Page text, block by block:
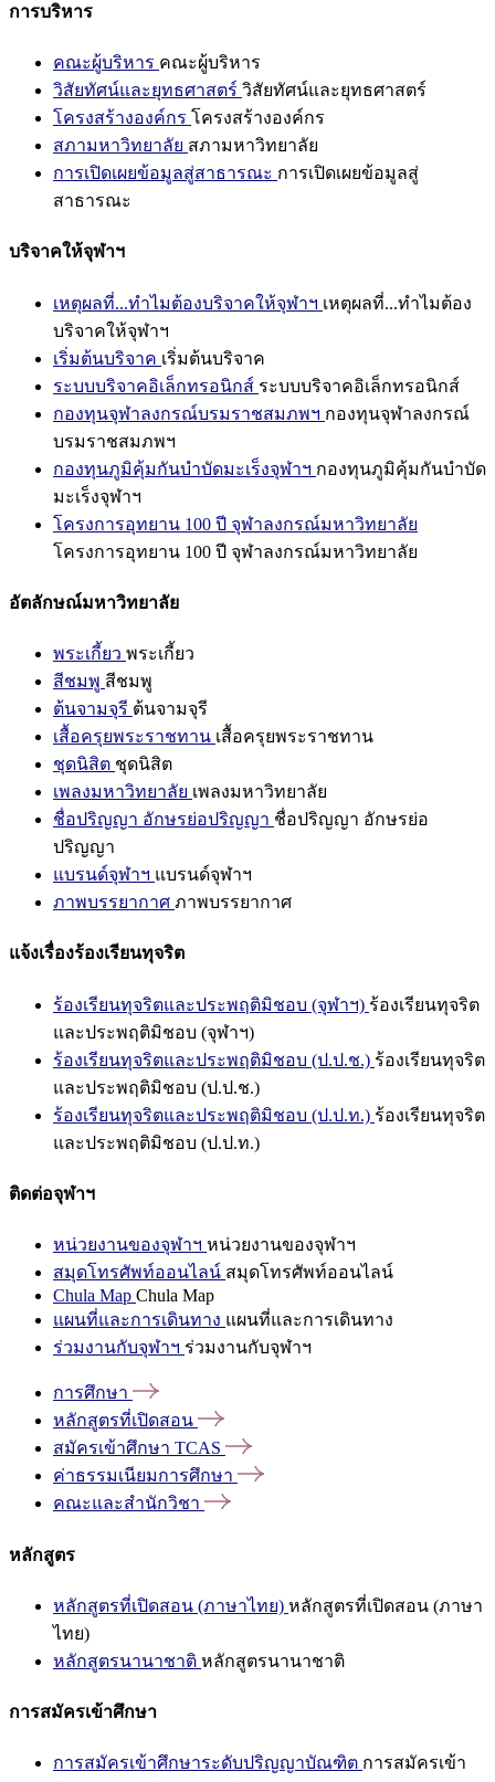
การบริหาร
คณะผู้บริหาร คณะผู้บริหาร
วิสัยทัศน์และยุทธศาสตร์ วิสัยทัศน์และยุทธศาสตร์
โครงสร้างองค์กร โครงสร้างองค์กร
สภามหาวิทยาลัย สภามหาวิทยาลัย
การเปิดเผยข้อมูลสู่สาธารณะ การเปิดเผยข้อมูลสู่
สาธารณะ
บริจาคให้จุฬาฯ
เหตุผลที่...ทำไมต้องบริจาคให้จุฬาฯ เหตุผลที่...ทำไมต้อง
บริจาคให้จุฬาฯ
เริ่มต้นบริจาค เริ่มต้นบริจาค
ระบบบริจาคอิเล็กทรอนิกส์ ระบบบริจาคอิเล็กทรอนิกส์
กองทุนจุฬาลงกรณ์บรมราชสมภพฯ กองทุนจุฬาลงกรณ์
บรมราชสมภพฯ
กองทุนภูมิคุ้มกันบำบัดมะเร็งจุฬาฯ กองทุนภูมิคุ้มกันบำบัด
มะเร็งจุฬาฯ
โครงการอุทยาน 100 ปี จุฬาลงกรณ์มหาวิทยาลัย
โครงการอุทยาน 100 ปี จุฬาลงกรณ์มหาวิทยาลัย
อัตลักษณ์มหาวิทยาลัย
พระเกี้ยว พระเกี้ยว
สีชมพู สีชมพู
ต้นจามจุรี ต้นจามจุรี
เสื้อครุยพระราชทาน เสื้อครุยพระราชทาน
ชุดนิสิต ชุดนิสิต
เพลงมหาวิทยาลัย เพลงมหาวิทยาลัย
ชื่อปริญญา อักษรย่อปริญญา ชื่อปริญญา อักษรย่อ
ปริญญา
แบรนด์จุฬาฯ แบรนด์จุฬาฯ
ภาพบรรยากาศ ภาพบรรยากาศ
แจ้งเรื่องร้องเรียนทุจริต
ร้องเรียนทุจริตและประพฤติมิชอบ (จุฬาฯ) ร้องเรียนทุจริต
และประพฤติมิชอบ (จุฬาฯ)
ร้องเรียนทุจริตและประพฤติมิชอบ (ป.ป.ช.) ร้องเรียนทุจริต
และประพฤติมิชอบ (ป.ป.ช.)
ร้องเรียนทุจริตและประพฤติมิชอบ (ป.ป.ท.) ร้องเรียนทุจริต
และประพฤติมิชอบ (ป.ป.ท.)
ติดต่อจุฬาฯ
หน่วยงานของจุฬาฯ หน่วยงานของจุฬาฯ
สมุดโทรศัพท์ออนไลน์ สมุดโทรศัพท์ออนไลน์
Chula Map Chula Map
แผนที่และการเดินทาง แผนที่และการเดินทาง
ร่วมงานกับจุฬาฯ ร่วมงานกับจุฬาฯ
การศึกษา
หลักสูตรที่เปิดสอน
สมัครเข้าศึกษา TCAS
ค่าธรรมเนียมการศึกษา
คณะและสำนักวิชา
หลักสูตร
หลักสูตรที่เปิดสอน (ภาษาไทย) หลักสูตรที่เปิดสอน (ภาษา
ไทย)
หลักสูตรนานาชาติ หลักสูตรนานาชาติ
การสมัครเข้าศึกษา
การสมัครเข้าศึกษาระดับปริญญาบัณฑิต การสมัครเข้า